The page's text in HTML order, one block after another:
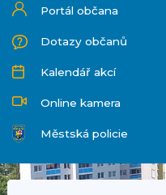
Portál občana
Dotazy občanů
Kalendář akcí
Online kamera
Městská policie